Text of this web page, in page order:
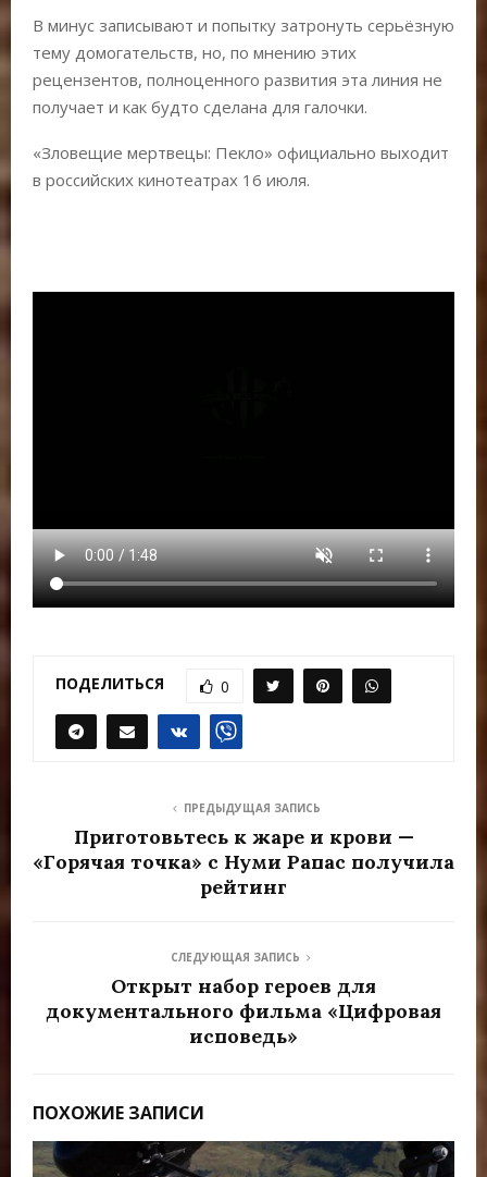
В минус записывают и попытку затронуть серьёзную
тему домогательств, но, по мнению этих
рецензентов, полноценного развития эта линия не
получает и как будто сделана для галочки.
«Зловещие мертвецы: Пекло» официально выходит
в российских кинотеатрах 16 июля.
ПОДЕЛИТЬСЯ 0
ПРЕДЫДУЩАЯ ЗАПИСЬ
Приготовьтесь к жаре и крови —
«Горячая точка» с Нуми Рапас получила
рейтинг
СЛЕДУЮЩАЯ ЗАПИСЬ
Открыт набор героев для
документального фильма «Цифровая
исповедь»
ПОХОЖИЕ ЗАПИСИ